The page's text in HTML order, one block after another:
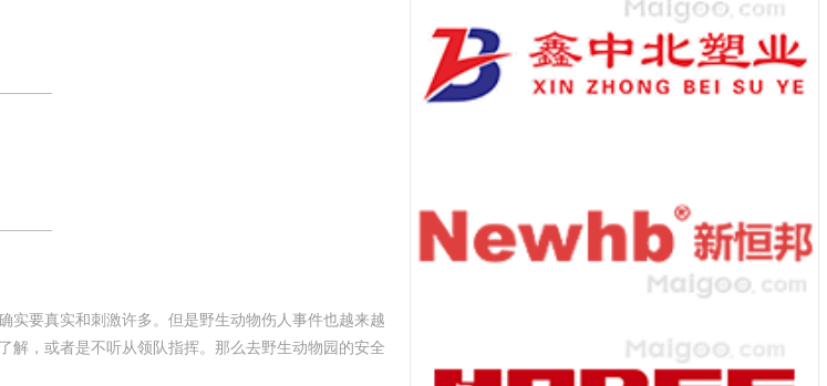
实要真实和刺激许多。但是野生动物伤人事件也越来越
解，或者是不听从领队指挥。那么去野生动物园的安全